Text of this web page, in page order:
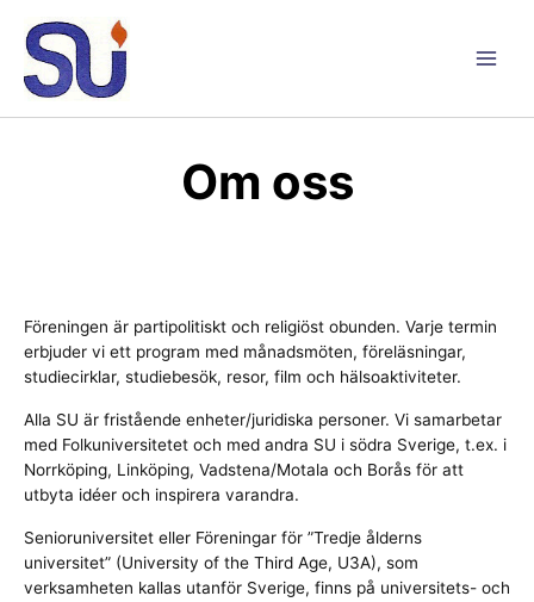
innehåll
Om oss
Föreningen är partipolitiskt och religiöst obunden. Varje termin
erbjuder vi ett program med månadsmöten, föreläsningar,
studiecirklar, studiebesök, resor, film och hälsoaktiviteter.
Alla SU är fristående enheter/juridiska personer. Vi samarbetar
med Folkuniversitetet och med andra SU i södra Sverige, t.ex. i
Norrköping, Linköping, Vadstena/Motala och Borås för att
utbyta idéer och inspirera varandra.
Senioruniversitet eller Föreningar för ”Tredje ålderns
universitet” (University of the Third Age, U3A), som
verksamheten kallas utanför Sverige, finns på universitets- och